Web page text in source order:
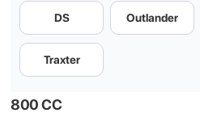
DS Outlander
Traxter
800 CC